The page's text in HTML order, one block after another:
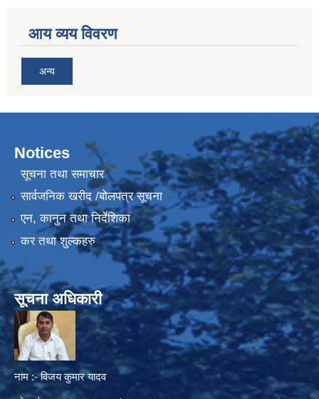
आय व्यय विवरण
अन्य
Notices
सूचना तथा समाचार
सार्वजनिक खरीद /बोलपत्र सूचना
एन, कानुन तथा निर्देशिका
कर तथा शुल्कहरु
सूचना अधिकारी
नाम :- विजय कुमार यादव